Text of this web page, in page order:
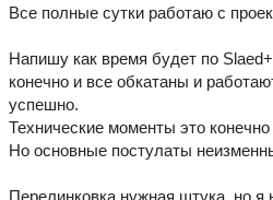
Все полные сутки работаю с
Напишу как время будет по
конечно и все обкатаны и
успешно.
Технические моменты это
Но основные постулаты
Перелинковка нужная штука, но я